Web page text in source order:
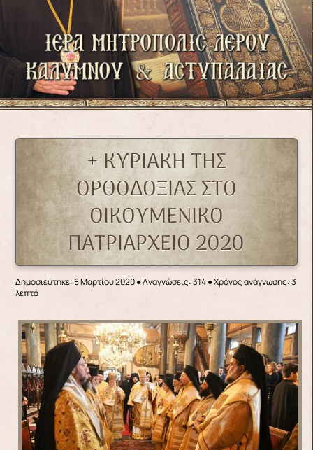
+ ΚΥΡΙΑΚΗ ΤΗΣ
ΟΡΘΟΔΟΞΙΑΣ ΣΤΟ
ΟΙΚΟΥΜΕΝΙΚΟ
ΠΑΤΡΙΑΡΧΕΙΟ 2020
Δημοσιεύτηκε: 8 Μαρτίου 2020●Αναγνώσεις: 314● Χρόνος ανάγνωσης: 3
λεπτά